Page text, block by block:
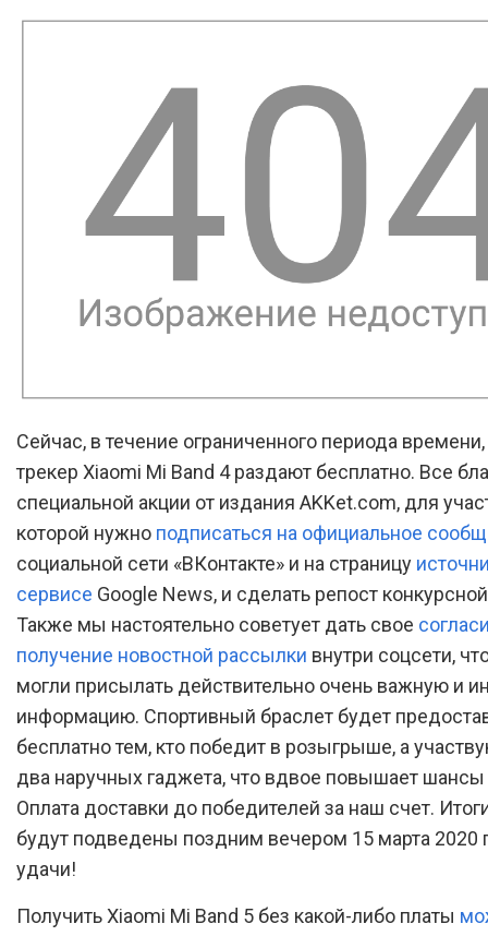
Сейчас, в течение ограниченного периода
трекер Xiaomi Mi Band 4 раздают бесплатно. Все
специальной акции от издания AKKet.com, для
которой нужно подписаться на официальное
социальной сети «ВКонтакте» и на страницу
сервисе Google News, и сделать репост
Также мы настоятельно советует дать свое
получение новостной рассылки внутри соцсети,
могли присылать действительно очень важную и
информацию. Спортивный браслет будет
бесплатно тем, кто победит в розыгрыше, а
два наручных гаджета, что вдвое повышает шансы
Оплата доставки до победителей за наш счет.
будут подведены поздним вечером 15 марта 2020
удачи!
Получить Xiaomi Mi Band 5 без какой-либо платы